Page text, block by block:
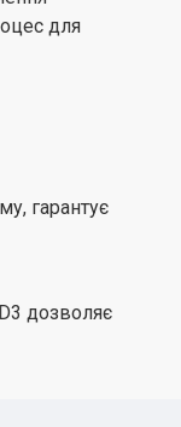
для
гарантує
дозволяє